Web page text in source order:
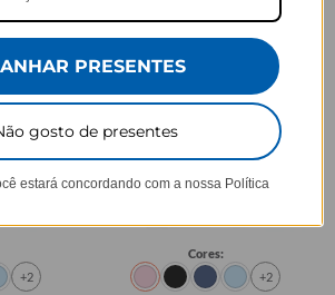
+2
Cores:
+2
PRESENTES
gosto de presentes
estará concordando com a nossa Política